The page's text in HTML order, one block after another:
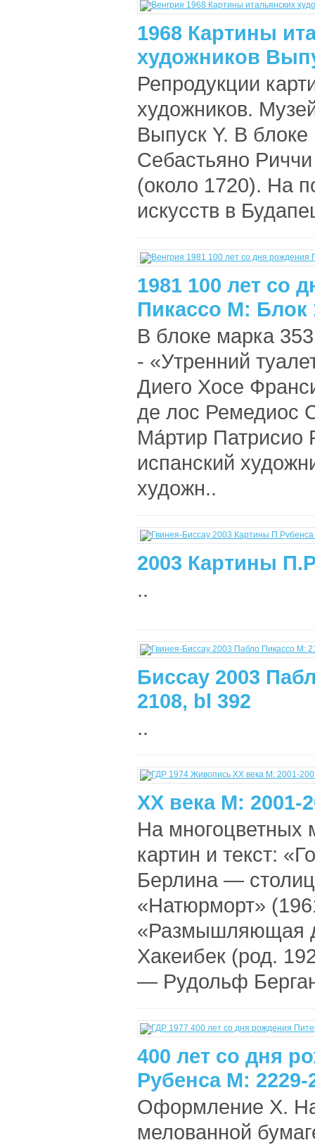
1968 Картины
художников
Репродукции
художников.
Выпуск Y. В
Себастьяно
(около 1720). На
искусств в
1981 100 лет со
Пикассо М: Блок
В блоке марка
- «Утренний
Диего Хосе
де лос Ремедиос
Ма́ртир Патрисио
испанский
художн..
2003 Картины
..
Биссау 2003
2108, bl 392
..
XX века М: 2001-
На многоцветных
картин и текст:
Берлина —
«Натюрморт»
«Размышляющая
Хакеибек (род.
— Рудольф
400 лет со дня
Рубенса М: 2229-
Оформление X.
мелованной